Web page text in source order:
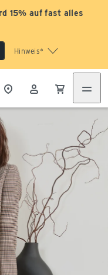
15% auf fast alles
Hinweis*